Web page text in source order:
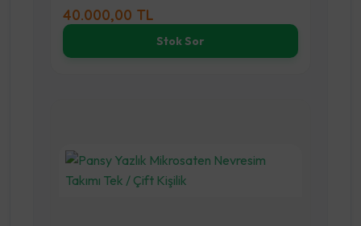
40.000,00 TL
Stok Sor